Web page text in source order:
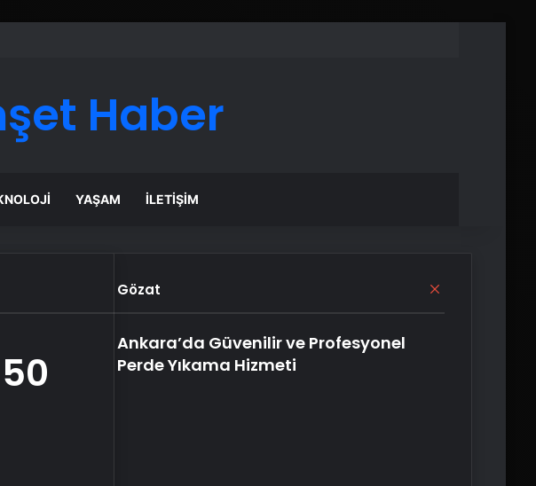
Haber
YAŞAM İLETIŞIM
Gözat
Ankara’da Güvenilir ve Profesyonel
Perde Yıkama Hizmeti